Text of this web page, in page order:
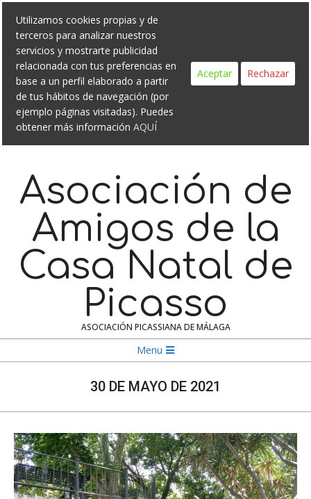
Skip
content
Search
Asociación de
Amigos de la
Casa Natal de
Picasso
ASOCIACIÓN PICASSIANA DE MÁLAGA
Menu
Menu
30 DE MAYO DE 2021
Utilizamos cookies propias y de
terceros para analizar nuestros
servicios y mostrarte publicidad
relacionada con tus preferencias en
base a un perfil elaborado a partir
de tus hábitos de navegación (por
ejemplo páginas visitadas). Puedes
obtener más información AQUÍ
Aceptar Rechazar